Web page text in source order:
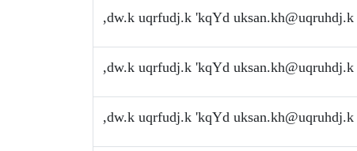
,dw.k uqrfudj.k 'kqYd uksan.kh@uqruhdj.k
,dw.k uqrfudj.k 'kqYd uksan.kh@uqruhdj.k
,dw.k uqrfudj.k 'kqYd uksan.kh@uqruhdj.k